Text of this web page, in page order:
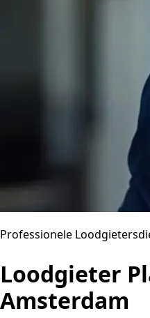
Professionele
Loodgieter
Amsterdam